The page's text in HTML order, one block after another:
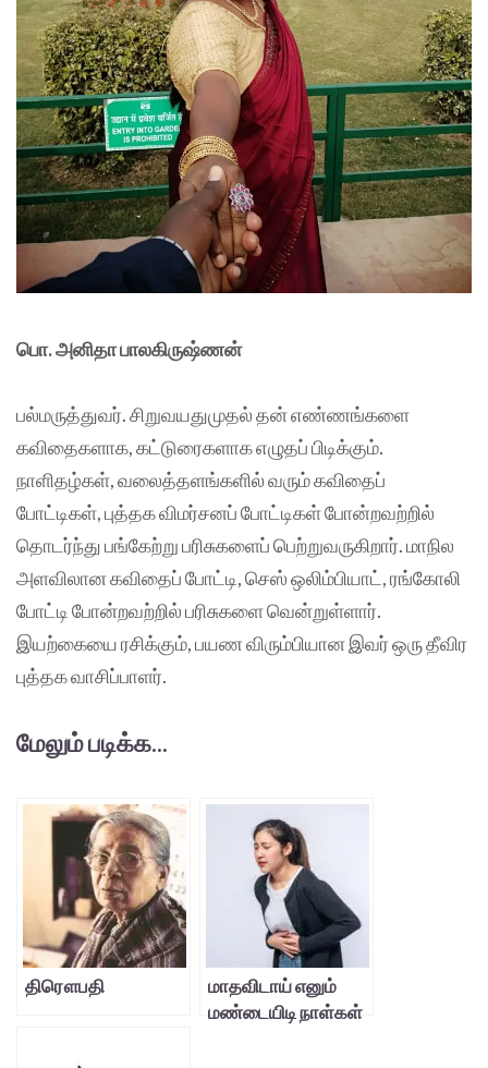
பொ. அனிதா பாலகிருஷ்ணன்
பல்மருத்துவர். சிறுவயதுமுதல் தன் எண்ணங்களை
கவிதைகளாக, கட்டுரைகளாக எழுதப் பிடிக்கும்.
நாளிதழ்கள், வலைத்தளங்களில் வரும் கவிதைப்
போட்டிகள், புத்தக விமர்சனப் போட்டிகள் போன்றவற்றில்
தொடர்ந்து பங்கேற்று பரிசுகளைப் பெற்றுவருகிறார். மாநில
அளவிலான கவிதைப் போட்டி, செஸ் ஒலிம்பியாட், ரங்கோலி
போட்டி போன்றவற்றில் பரிசுகளை வென்றுள்ளார்.
இயற்கையை ரசிக்கும், பயண விரும்பியான இவர் ஒரு தீவிர
புத்தக வாசிப்பாளர்.
மேலும் படிக்க...
திரௌபதி
மாதவிடாய் எனும்
மண்டையிடி நாள்கள்